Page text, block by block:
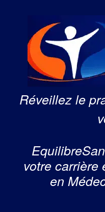
Réveillez le
votre carrière
en